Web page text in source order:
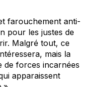
farouchement anti-
pour les justes de
Malgré tout, ce
mais la
de forces incarnées
apparaissent